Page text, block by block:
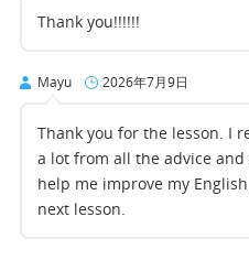
Thank you!!!!!!
Mayu 2026年7月9日
Thank you for the lesson. I
a lot from all the advice
help me improve my
next lesson.